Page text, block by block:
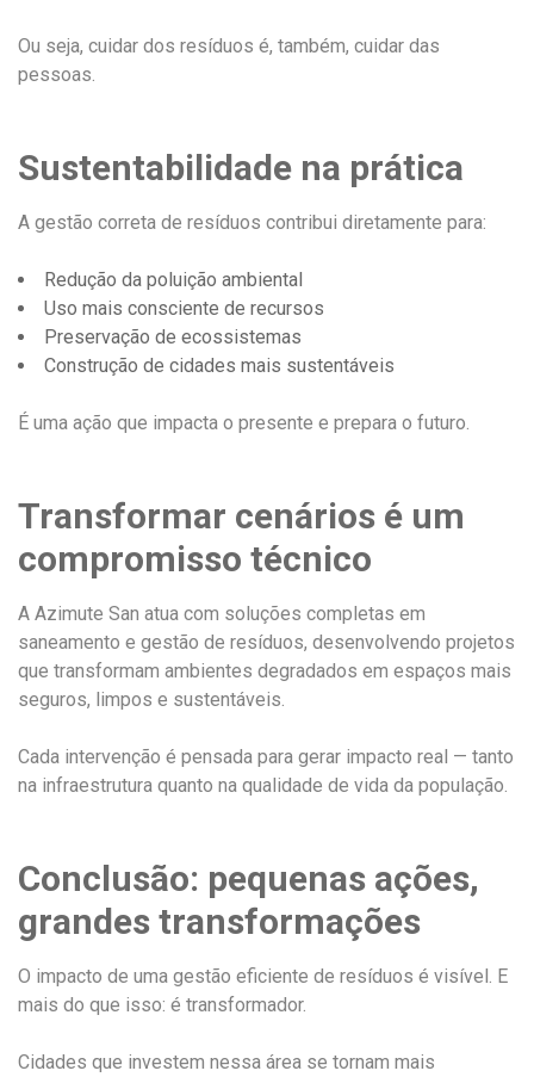
Ou seja, cuidar dos resíduos é, também, cuidar das
pessoas.
Sustentabilidade na prática
A gestão correta de resíduos contribui diretamente para:
Redução da poluição ambiental
Uso mais consciente de recursos
Preservação de ecossistemas
Construção de cidades mais sustentáveis
É uma ação que impacta o presente e prepara o futuro.
Transformar cenários é um
compromisso técnico
A Azimute San atua com soluções completas em
saneamento e gestão de resíduos, desenvolvendo projetos
que transformam ambientes degradados em espaços mais
seguros, limpos e sustentáveis.
Cada intervenção é pensada para gerar impacto real — tanto
na infraestrutura quanto na qualidade de vida da população.
Conclusão: pequenas ações,
grandes transformações
O impacto de uma gestão eficiente de resíduos é visível. E
mais do que isso: é transformador.
Cidades que investem nessa área se tornam mais